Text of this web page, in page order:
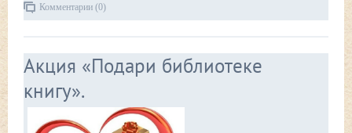
Комментарии (0)
Акция «Подари библиотеке
книгу».